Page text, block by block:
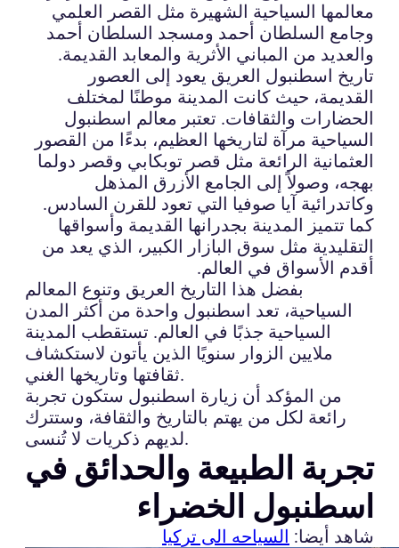
معالمها السياحية الشهيرة مثل القصر العلمي
وجامع السلطان أحمد ومسجد السلطان أحمد
والعديد من المباني الأثرية والمعابد القديمة.
تاريخ اسطنبول العريق يعود إلى العصور
القديمة، حيث كانت المدينة موطنًا لمختلف
الحضارات والثقافات. تعتبر معالم اسطنبول
السياحية مرآة لتاريخها العظيم، بدءًا من القصور
العثمانية الرائعة مثل قصر توبكابي وقصر دولما
بهجه، وصولاً إلى الجامع الأزرق المذهل
وكاتدرائية آيا صوفيا التي تعود للقرن السادس.
كما تتميز المدينة بجدرانها القديمة وأسواقها
التقليدية مثل سوق البازار الكبير، الذي يعد من
أقدم الأسواق في العالم.
بفضل هذا التاريخ العريق وتنوع المعالم
السياحية، تعد اسطنبول واحدة من أكثر المدن
السياحية جذبًا في العالم. تستقطب المدينة
ملايين الزوار سنويًا الذين يأتون لاستكشاف
ثقافتها وتاريخها الغني.
من المؤكد أن زيارة اسطنبول ستكون تجربة
رائعة لكل من يهتم بالتاريخ والثقافة، وستترك
لديهم ذكريات لا تُنسى.
تجربة الطبيعة والحدائق في
اسطنبول الخضراء
شاهد أيضا: السياحه الى تركيا